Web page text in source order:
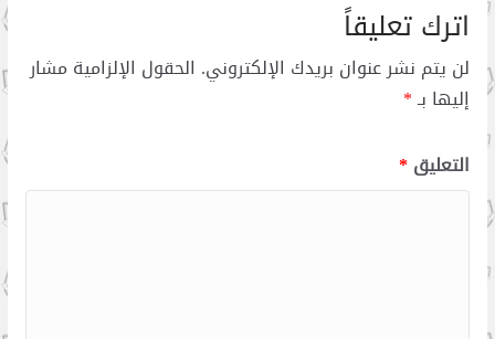
اترك تعليقاً
لن يتم نشر عنوان بريدك الإلكتروني. الحقول الإلزامية مشار
إليها بـ*
التعليق*